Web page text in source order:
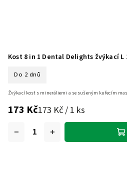
Kost 8 in 1 Dental Delights žvýkací L
Do 2 dnů
173 Kč173 Kč / 1 ks
Žvýkací kost s mineráliemi a se sušeným kuřecím